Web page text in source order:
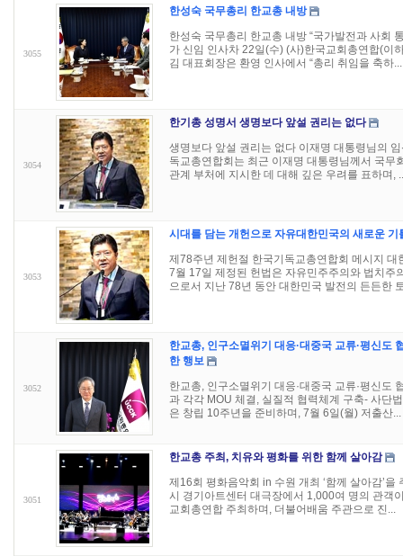
3055
한성숙 국무총리 한교총 내방
한성숙 국무총리 한교총 내방 “국가발전과 사회
가 신임 인사차 22일(수) (사)한국교회총연합(이
김 대표회장은 환영 인사에서 “총리 취임을 축하...
3054
한기총 성명서 생명보다 앞설 권리는 없다
생명보다 앞설 권리는 없다 이재명 대통령님의
독교총연합회는 최근 이재명 대통령님께서 국
관계 부처에 지시한 데 대해 깊은 우려를 표하며,
3053
시대를 담는 개헌으로 자유대한민국의 새로운 기
제78주년 제헌절 한국기독교총연합회 메시지
7월 17일 제정된 헌법은 자유민주주의와 법치주
으로서 지난 78년 동안 대한민국 발전의 든든한
3052
한교총, 인구소멸위기 대응·대중국 교류·평신도
한 행보
한교총, 인구소멸위기 대응·대중국 교류·평신도
과 각각 MOU 체결, 실질적 협력체계 구축- 사단
은 창립 10주년을 준비하며, 7월 6일(월) 저출산...
3051
한교총 주최, 치유와 평화를 위한 함께 살아감
제16회 평화음악회 in 수원 개최 ‘함께 살아감’
시 경기아트센터 대극장에서 1,000여 명의 관객
교회총연합 주최하며, 더불어배움 주관으로 진...